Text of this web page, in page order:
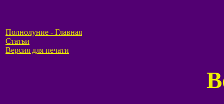
Полнолуние - Главная
Статьи
Версия для печати